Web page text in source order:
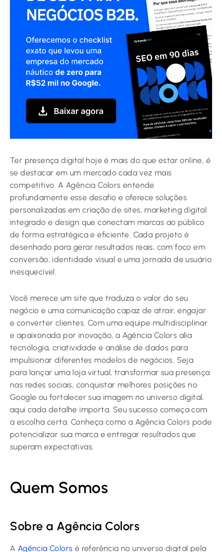
Ter presença digital hoje é mais do que estar online, é
se destacar em um mercado cada vez mais
competitivo. A Agência Colors entende
profundamente esse desafio e oferece soluções
personalizadas em criação de sites, marketing digital
integrado e design que conectam marcas ao público
de forma estratégica e eficiente. Cada projeto é
desenhado para gerar resultados reais, com foco em
conversão, identidade visual e uma jornada de usuário
inesquecível.
Você merece um site que traduza o valor do seu
negócio e uma comunicação capaz de atrair, engajar
e converter clientes. Com uma equipe multidisciplinar
e apaixonada por inovação, a Agência Colors alia
tecnologia, criatividade e análise de dados para
impulsionar diferentes modelos de negócios. Seja
para lançar uma loja virtual, transformar sua presença
nas redes sociais, conquistar melhores posições no
Google ou fortalecer sua imagem no universo digital,
aqui cada detalhe importa. Seu sucesso começa com
a escolha certa. Conheça como a Agência Colors pode
potencializar sua marca e entregar resultados que
superam expectativas.
Quem Somos
Sobre a Agência Colors
A Agência Colors é referência no universo digital pela